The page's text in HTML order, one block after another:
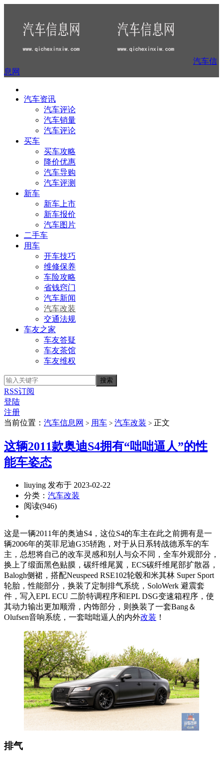
汽车信
息网
汽车资讯
汽车评论
汽车销量
汽车评论
买车
买车攻略
降价优惠
汽车导购
汽车评测
新车
新车上市
新车报价
汽车图片
二手车
用车
开车技巧
维修保养
车险攻略
省钱窍门
汽车新闻
汽车改装
交通法规
车友之家
车友答疑
车友茶馆
车友维权
RSS订阅
登陆
注册
当前位置： 汽车信息网 > 用车 > 汽车改装 > 正文
这辆2011款奥迪S4拥有“咄咄逼人”的性
能车姿态
liuying 发布于 2023-02-22
分类： 汽车改装
阅读(946)
这是一辆2011年的奥迪S4，这位S4的车主在此之前拥有是一
辆2006年的英菲尼迪G35轿跑，对于从日系转战德系车的车
主，总想将自己的改车灵感和别人与众不同，全车外观部分，
换上了缎面黑色贴膜，碳纤维尾翼，ECS碳纤维尾部扩散器，
Balogh侧裙，搭配Neuspeed RSE102轮毂和米其林 Super Sport
轮胎，性能部分，换装了定制排气系统，SoloWerk 避震套
件，写入EPL ECU 二阶特调程序和EPL DSG变速箱程序，使
其动力输出更加顺滑，内饰部分，则换装了一套Bang＆
Olufsen音响系统，一套咄咄逼人的内外改装 ！
排气